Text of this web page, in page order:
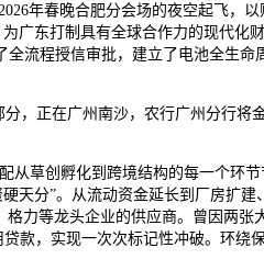
年春晚合肥分会场的夜空起飞，
广东打制具有全球合作力的现代化
流程授信审批，建立了电池全生命
正在广州南沙，农行广州分行将
草创孵化到跨境结构的每一个环节
天分”。从流动资金延长到厂房扩
力等龙头企业的供应商。曾因两张
款，实现一次次标记性冲破。环绕